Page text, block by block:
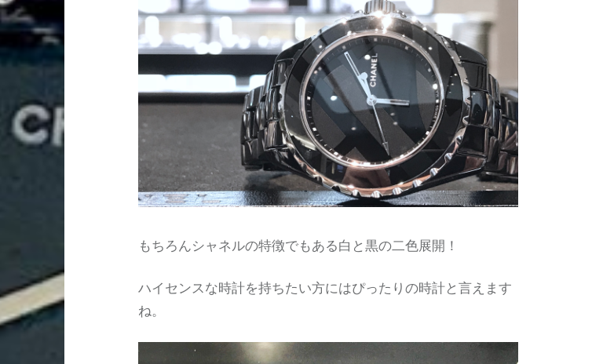
もちろんシャネルの特徴でもある白と黒の二色展開！
ハイセンスな時計を持ちたい方にはぴったりの時計と言えます
ね。